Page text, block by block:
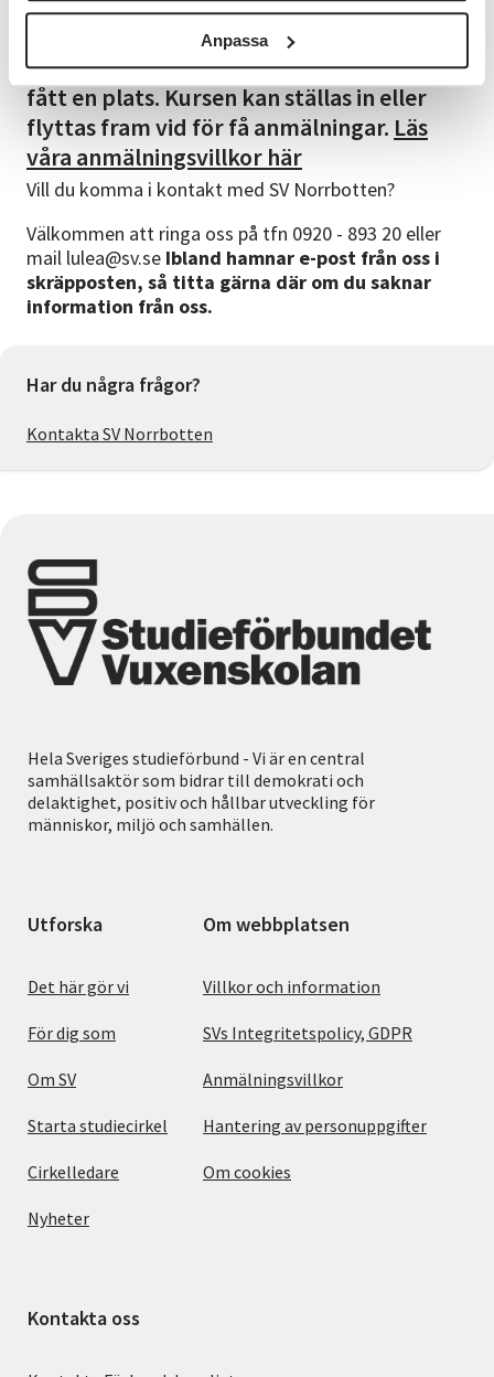
Anpassa
Du får kallelse och faktura på e-post innan
kursen startar. Kallelsen bekräftar att du
fått en plats. Kursen kan ställas in eller
flyttas fram vid för få anmälningar. Läs
våra anmälningsvillkor här
Vill du komma i kontakt med SV Norrbotten?
Välkommen att ringa oss på tfn 0920 - 893 20 eller
mail lulea@sv.se Ibland hamnar e-post från oss i
skräpposten, så titta gärna där om du saknar
information från oss.
Har du några frågor?
Kontakta SV Norrbotten
Hela Sveriges studieförbund - Vi är en central
samhällsaktör som bidrar till demokrati och
delaktighet, positiv och hållbar utveckling för
människor, miljö och samhällen.
Utforska
Det här gör vi
För dig som
Om SV
Starta studiecirkel
Cirkelledare
Nyheter
Om webbplatsen
Villkor och information
SVs Integritetspolicy, GDPR
Anmälningsvillkor
Hantering av personuppgifter
Om cookies
Kontakta oss